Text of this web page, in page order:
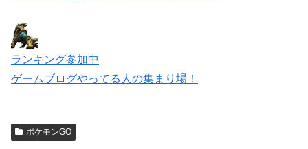
ランキング参加中
ゲームブログやってる人の集まり場！
ポケモンGO